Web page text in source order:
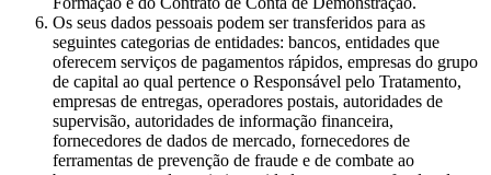
Os seus dados pessoais podem ser transferidos para as
seguintes categorias de entidades: bancos, entidades que
oferecem serviços de pagamentos rápidos, empresas do grupo
de capital ao qual pertence o Responsável pelo Tratamento,
empresas de entregas, operadores postais, autoridades de
supervisão, autoridades de informação financeira,
fornecedores de dados de mercado, fornecedores de
ferramentas de prevenção de fraude e de combate ao